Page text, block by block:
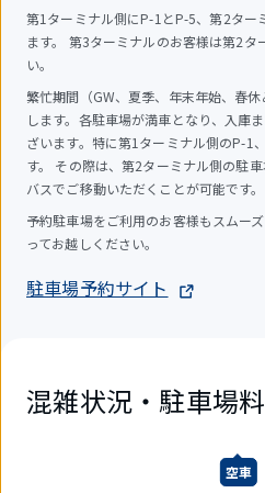
第1ターミナル側にP-1とP-5、第2ター
ます。 第3ターミナルのお客様は第2タ
い。
繁忙期間（GW、夏季、年末年始、春
します。各駐車場が満車となり、入庫
ざいます。特に第1ターミナル側のP-1
す。 その際は、第2ターミナル側の駐
バスでご移動いただくことが可能です。
予約駐車場をご利用のお客様もスムー
ってお越しください。
駐車場予約サイト
混雑状況・駐車場
空車